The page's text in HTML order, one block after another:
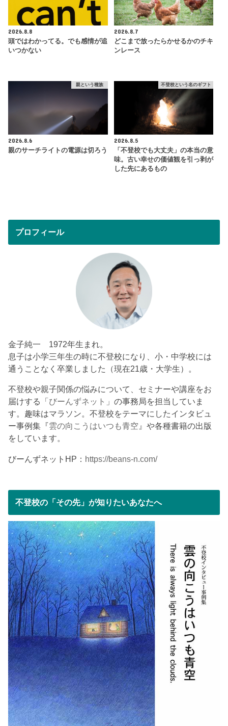
2026.8.8
頭ではわかってる。でも感情が追
いつかない
2026.8.7
どこまで放ったらかせるかのチキ
ンレース
親という種族
2026.8.6
親のサーチライトの電源は切ろう
不登校という名のギフト
2026.8.5
「不登校でも大丈夫」の本当の意
味。古い幸せの価値観を引っ剥が
した先にあるもの
プロフィール
金子純一 1972年生まれ。
息子は小学三年生の時に不登校になり、小・中学校には
通うことなく卒業しました（現在21歳・大学生）。
不登校や親子関係の悩みについて、セミナーや講座をお
届けする「びーんずネット 」の事務局を担当していま
す。趣味はマラソン。不登校をテーマにしたインタビュ
ー事例集『雲の向こうはいつも青空 』や各種書籍の出版
をしています。
びーんずネットHP： https://beans-n.com/
不登校の「その先」が知りたいあなたへ